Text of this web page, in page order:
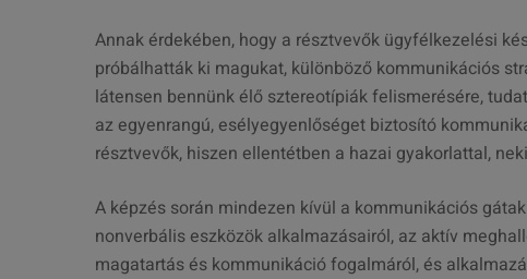
Annak érdekében, hogy a résztvevők ügyfélkezelési
próbálhatták ki magukat, különböző kommunikációs
látensen bennünk élő sztereotípiák felismerésére,
az egyenrangú, esélyegyenlőséget biztosító
résztvevők, hiszen ellentétben a hazai gyakorlattal,
A képzés során mindezen kívül a kommunikációs
nonverbális eszközök alkalmazásairól, az aktív
magatartás és kommunikáció fogalmáról, és